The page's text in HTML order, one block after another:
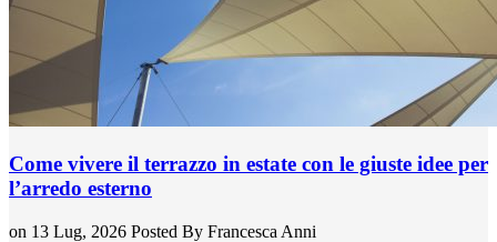
Come vivere il terrazzo in estate con le giuste idee per
l’arredo esterno
on 13 Lug, 2026 Posted By Francesca Anni